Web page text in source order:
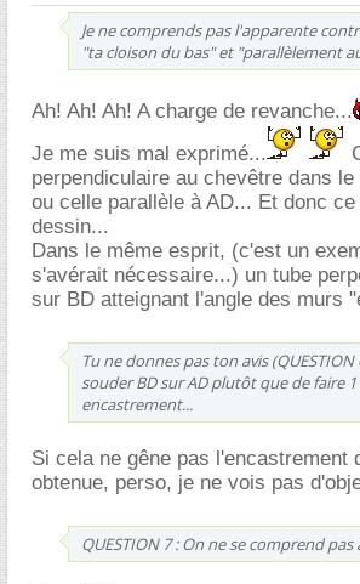
Je ne comprends pas l'apparente
"ta cloison du bas" et "parallèlement
Ah! Ah! Ah! A charge de revanche...
Je me suis mal exprimé...
perpendiculaire au chevêtre dans
ou celle parallèle à AD... Et donc
dessin...
Dans le même esprit, (c'est un
s'avérait nécessaire...) un tube
sur BD atteignant l'angle des murs
Tu ne donnes pas ton avis
souder BD sur AD plutôt que de faire
encastrement...
Si cela ne gêne pas l'encastrement
obtenue, perso, je ne vois pas
QUESTION 7 : On ne se comprend